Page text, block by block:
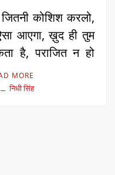
कोशिश करलो,
आएगा, ख़ुद ही तुम
है, पराजित न हो
MORE
निधी सिंह